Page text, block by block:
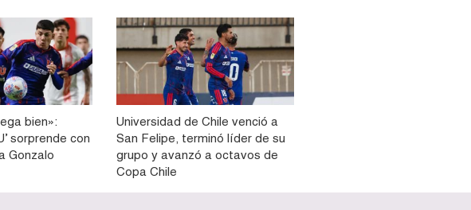
bien»:
sorprende con
Gonzalo
Universidad de Chile venció a
San Felipe, terminó líder de su
grupo y avanzó a octavos de
Copa Chile